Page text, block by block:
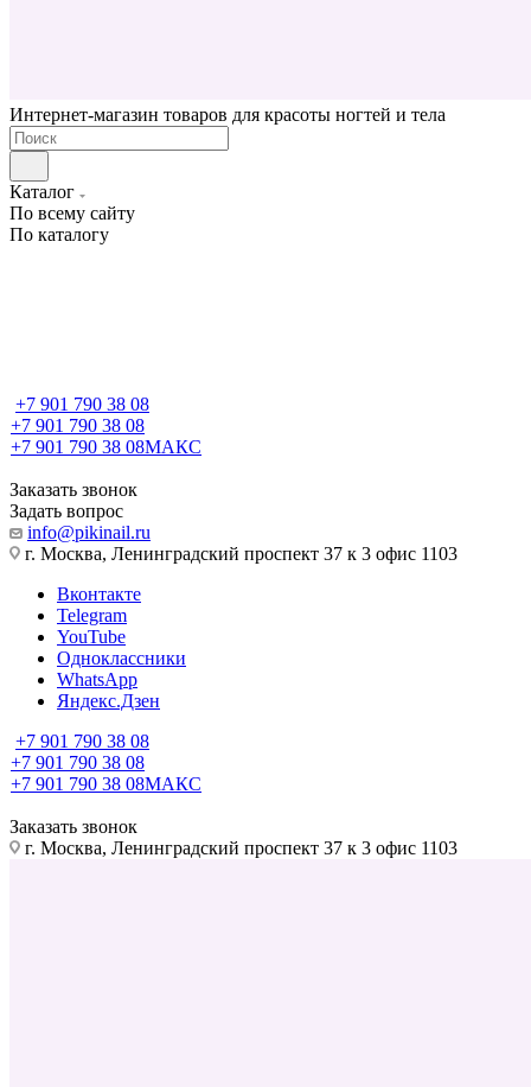
Интернет-магазин товаров для красоты ногтей и тела
Каталог
По всему сайту
По каталогу
+7 901 790 38 08
+7 901 790 38 08
+7 901 790 38 08МАКС
Заказать звонок
Задать вопрос
info@pikinail.ru
г. Москва, Ленинградский проспект 37 к 3 офис 1103
Вконтакте
Telegram
YouTube
Одноклассники
WhatsApp
Яндекс.Дзен
+7 901 790 38 08
+7 901 790 38 08
+7 901 790 38 08МАКС
Заказать звонок
г. Москва, Ленинградский проспект 37 к 3 офис 1103